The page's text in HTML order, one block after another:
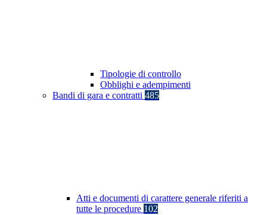
Tipologie di controllo
Obblighi e adempimenti
Bandi di gara e contratti 485
Atti e documenti di carattere generale riferiti a
tutte le procedure 102